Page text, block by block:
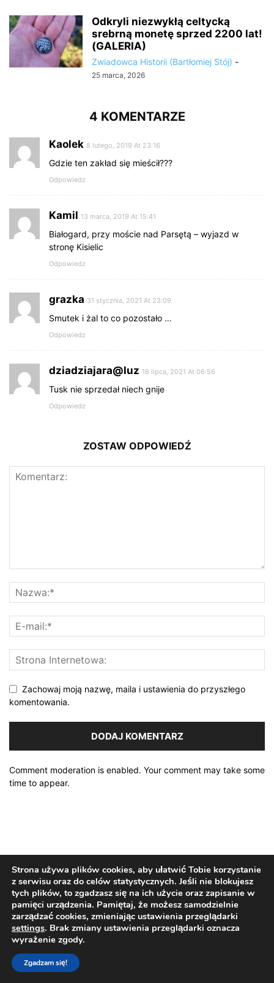
Odkryli niezwykłą celtycką
srebrną monetę sprzed 2200 lat!
(GALERIA)
Zwiadowca Historii (Bartłomiej Stój) -
25 marca, 2026
4 KOMENTARZE
Kaolek 8 lutego, 2019 At 23:16
Gdzie ten zakład się mieścił???
Odpowiedz
Kamil 13 marca, 2019 At 15:41
Białogard, przy moście nad Parsętą – wyjazd w
stronę Kisielic
Odpowiedz
grazka 31 stycznia, 2021 At 23:09
Smutek i żal to co pozostało …
Odpowiedz
dziadziajara@luz 18 lipca, 2021 At 06:56
Tusk nie sprzedał niech gnije
Odpowiedz
ZOSTAW ODPOWIEDŹ
Zachowaj moją nazwę, maila i ustawienia do przyszłego
komentowania.
Comment moderation is enabled. Your comment may take some
time to appear.
Strona używa plików cookies, aby ułatwić Tobie korzystanie
z serwisu oraz do celów statystycznych. Jeśli nie blokujesz
tych plików, to zgadzasz się na ich użycie oraz zapisanie w
pamięci urządzenia. Pamiętaj, że możesz samodzielnie
zarządzać cookies, zmieniając ustawienia przeglądarki
settings. Brak zmiany ustawienia przeglądarki oznacza
wyrażenie zgody.
Zgadzam się!